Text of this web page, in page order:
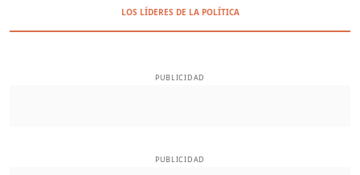
LOS LÍDERES DE LA POLÍTICA
PUBLICIDAD
PUBLICIDAD